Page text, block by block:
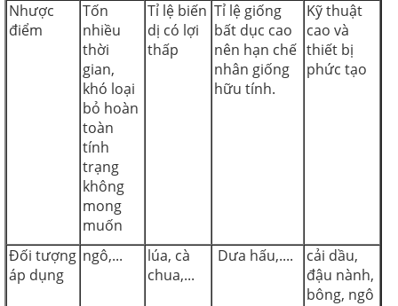
Nhược
điểm
Tốn
nhiều
thời
gian,
khó loại
bỏ hoàn
toàn
tính
trạng
không
mong
muốn
Tỉ lệ biến
dị có lợi
thấp
Tỉ lệ giống
bất dục cao
nên hạn chế
nhân giống
hữu tính.
Kỹ thuật
cao và
thiết bị
phức tạo
Đối tượng
áp dụng
ngô,...
lúa, cà
chua,...
Dưa hấu,....
cải dầu,
đậu nành,
bông, ngô